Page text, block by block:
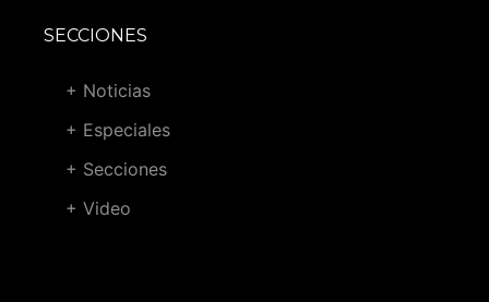
SECCIONES
+ Noticias
+ Especiales
+ Secciones
+ Video